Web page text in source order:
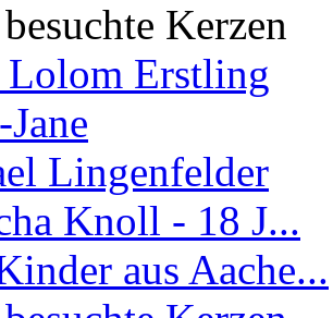
Kerzen
Lolom Erstling
Lingenfelder
Knoll - 18 J...
aus Aache...